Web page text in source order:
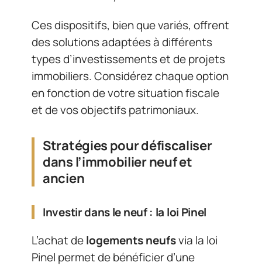
Ces dispositifs, bien que variés, offrent
des solutions adaptées à différents
types d’investissements et de projets
immobiliers. Considérez chaque option
en fonction de votre situation fiscale
et de vos objectifs patrimoniaux.
Stratégies pour défiscaliser
dans l’immobilier neuf et
ancien
Investir dans le neuf : la loi Pinel
L’achat delogements neufsvia la loi
Pinel permet de bénéficier d’une